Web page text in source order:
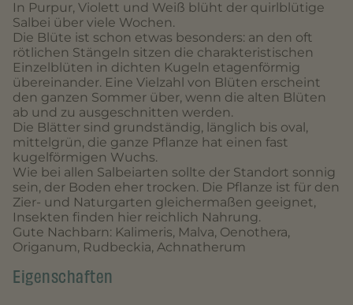
In Purpur, Violett und Weiß blüht der quirlblütige
Salbei über viele Wochen.
Die Blüte ist schon etwas besonders: an den oft
rötlichen Stängeln sitzen die charakteristischen
Einzelblüten in dichten Kugeln etagenförmig
übereinander. Eine Vielzahl von Blüten erscheint
den ganzen Sommer über, wenn die alten Blüten
ab und zu ausgeschnitten werden.
Die Blätter sind grundständig, länglich bis oval,
mittelgrün, die ganze Pflanze hat einen fast
kugelförmigen Wuchs.
Wie bei allen Salbeiarten sollte der Standort sonnig
sein, der Boden eher trocken. Die Pflanze ist für den
Zier- und Naturgarten gleichermaßen geeignet,
Insekten finden hier reichlich Nahrung.
Gute Nachbarn: Kalimeris, Malva, Oenothera,
Origanum, Rudbeckia, Achnatherum
Eigenschaften